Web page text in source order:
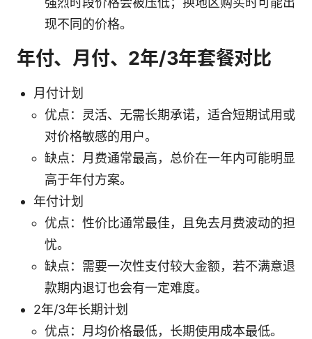
现不同的价格。
年付、月付、2年/3年套餐对比
月付计划
优点：灵活、无需长期承诺，适合短期试用或
对价格敏感的用户。
缺点：月费通常最高，总价在一年内可能明显
高于年付方案。
年付计划
优点：性价比通常最佳，且免去月费波动的担
忧。
缺点：需要一次性支付较大金额，若不满意退
款期内退订也会有一定难度。
2年/3年长期计划
优点：月均价格最低，长期使用成本最低。